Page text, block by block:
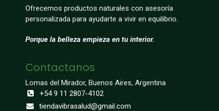
Ofrecemos productos naturales con asesoría
personalizada para ayudarte a vivir en equilibrio.
Porque la belleza empieza en tu interior.
Contactanos
Lomas del Mirador, Buenos Aires, Argentina
+54 9 11 2807-4102
tiendavibrasalud@gmail.com